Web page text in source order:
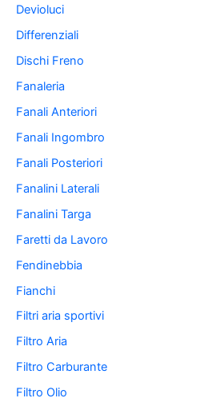
Devioluci
Differenziali
Dischi Freno
Fanaleria
Fanali Anteriori
Fanali Ingombro
Fanali Posteriori
Fanalini Laterali
Fanalini Targa
Faretti da Lavoro
Fendinebbia
Fianchi
Filtri aria sportivi
Filtro Aria
Filtro Carburante
Filtro Olio